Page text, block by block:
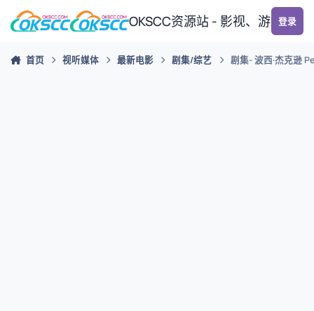
跳转到帖子
OKSCC资源站 - 影视、游戏、
登录
首页 视听媒体 最新电影 剧集/综艺 剧集- 波西·杰克逊